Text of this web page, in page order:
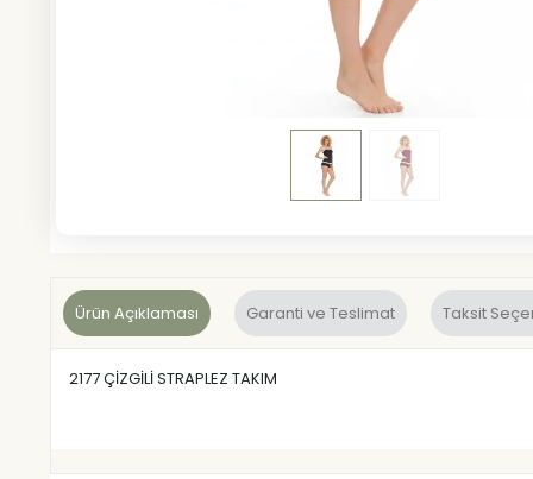
Ürün Açıklaması Garanti ve Teslimat Taksit
2177 ÇİZGİLİ STRAPLEZ TAKIM